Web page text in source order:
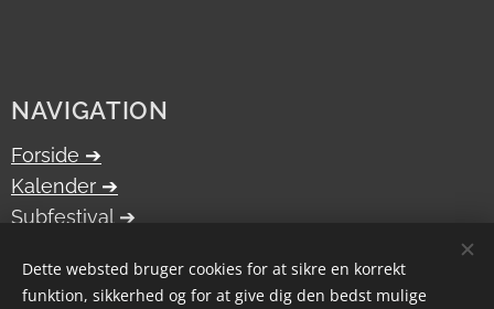
NAVIGATION
Forside ➔
Kalender ➔
Subfestival➔
Om os➔
Dette websted bruger cookies for at sikre en korrekt
funktion, sikkerhed og for at give dig den bedst mulige